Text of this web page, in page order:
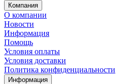
Компания
О компании
Новости
Информация
Помощь
Условия оплаты
Условия доставки
Политика конфиденциальности
Информация